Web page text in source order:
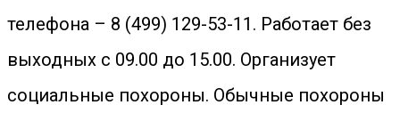
телефона – 8 (499) 129-53-11. Работает без
выходных с 09.00 до 15.00. Организует
социальные похороны. Обычные похороны